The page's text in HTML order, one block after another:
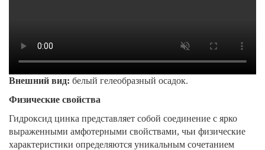
Внешний вид: белый гелеобразный осадок.
Физические свойства
Гидроксид цинка представляет собой соединение с ярко
выраженными амфотерными свойствами, чьи физические
характеристики определяются уникальным сочетанием